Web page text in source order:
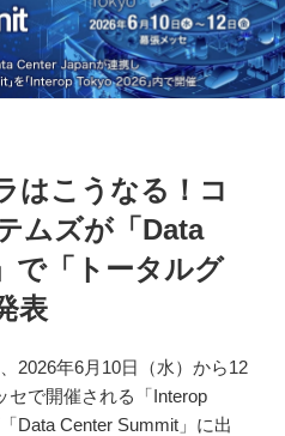
はこうなる！コ
ムズが「Data
で「トータルグ
表
2026年6月10日（水）から12
セで開催される「Interop
Data Center Summit」に出